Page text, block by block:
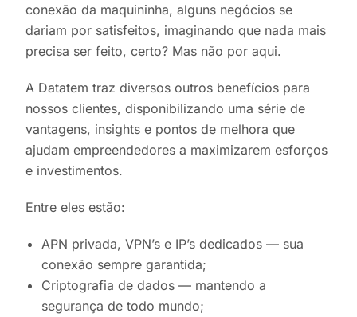
conexão da maquininha, alguns negócios se
dariam por satisfeitos, imaginando que nada mais
precisa ser feito, certo? Mas não por aqui.
A Datatem traz diversos outros benefícios para
nossos clientes, disponibilizando uma série de
vantagens, insights e pontos de melhora que
ajudam empreendedores a maximizarem esforços
e investimentos.
Entre eles estão:
APN privada, VPN’s e IP’s dedicados — sua
conexão sempre garantida;
Criptografia de dados — mantendo a
segurança de todo mundo;